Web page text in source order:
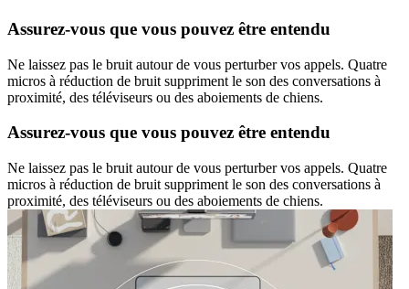
Assurez-vous que vous pouvez être entendu
Ne laissez pas le bruit autour de vous perturber vos appels. Quatre
micros à réduction de bruit suppriment le son des conversations à
proximité, des téléviseurs ou des aboiements de chiens.
Assurez-vous que vous pouvez être entendu
Ne laissez pas le bruit autour de vous perturber vos appels. Quatre
micros à réduction de bruit suppriment le son des conversations à
proximité, des téléviseurs ou des aboiements de chiens.